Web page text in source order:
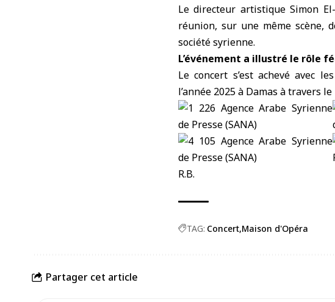
Le directeur artistique Simon
réunion, sur une même scène,
société syrienne.
L’événement a illustré le rôle
Le concert s’est achevé avec
l’année 2025 à Damas à travers le
R.B.
TAG: Concert Maison d'Opéra
Partager cet article